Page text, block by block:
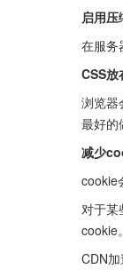
启用压
在服务
CSS
浏览器
最好的
减少
cookie
对于某
cookie。
CDN加